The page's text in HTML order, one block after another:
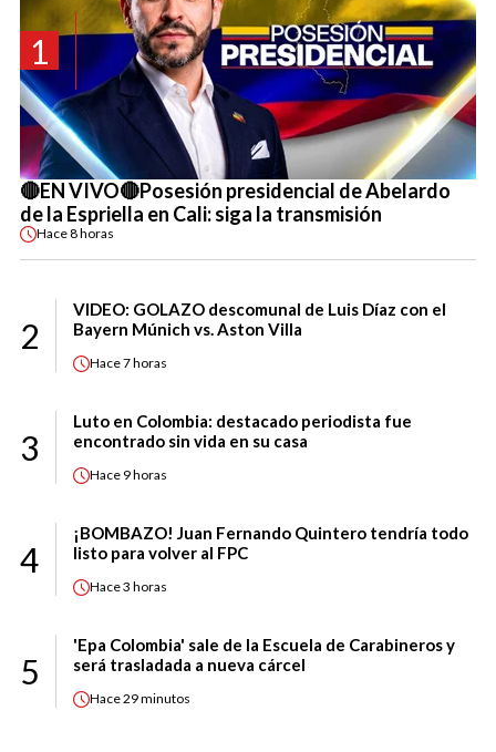
1
🔴EN VIVO🔴Posesión presidencial de Abelardo
de la Espriella en Cali: siga la transmisión
Hace8 horas
2
VIDEO: GOLAZO descomunal de Luis Díaz con el
Bayern Múnich vs. Aston Villa
Hace7 horas
3
Luto en Colombia: destacado periodista fue
encontrado sin vida en su casa
Hace 9 horas
4
¡BOMBAZO! Juan Fernando Quintero tendría todo
listo para volver al FPC
Hace3 horas
5
'Epa Colombia' sale de la Escuela de Carabineros y
será trasladada a nueva cárcel
Hace29 minutos